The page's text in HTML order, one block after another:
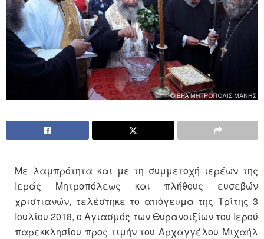
Με λαμπρότητα και με τη συμμετοχή ιερέων της
Ιεράς Μητροπόλεως και πλήθους ευσεβών
χριστιανών, τελέστηκε το απόγευμα της Τρίτης 3
Ιουλίου 2018, ο Αγιασμός των Θυρανοιξίων του Ιερού
παρεκκλησίου προς τιμήν του Αρχαγγέλου Μιχαήλ